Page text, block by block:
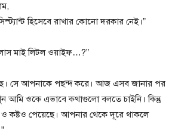
হিসেবে রাখার কোনো দরকার নেই।”
মাই লিটল ওয়াইফ…?”
সে আপনাকে পছন্দ করে। আজ এসব জানার পর
আমি ওকে এভাবে কথাগুলো বলতে চাইনি। কিন্তু
ও কষ্টও পেয়েছে। আপনার থেকে দূরে থাকলে